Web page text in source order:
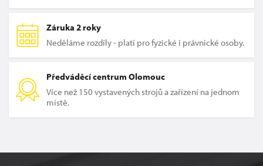
Záruka 2 roky
Neděláme rozdíly - platí pro fyzické i právnické osoby.
Předváděcí centrum Olomouc
Více než 150 vystavených strojů a zařízení na jednom
místě.